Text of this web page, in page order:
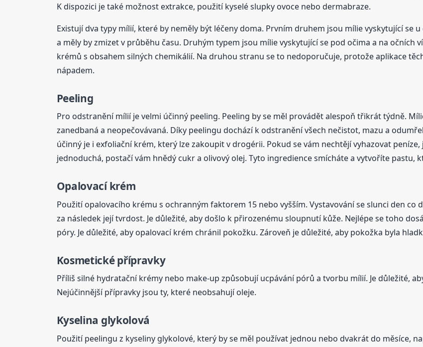
K dispozici je také možnost extrakce, použití kyselé slupky ovoce nebo dermabraze.
Existují dva typy mílií, které by neměly být léčeny doma. Prvním druhem jsou mílie vyskytující se
a měly by zmizet v průběhu času. Druhým typem jsou mílie vyskytující se pod očima a na očních
krémů s obsahem silných chemikálií. Na druhou stranu se to nedoporučuje, protože aplikace
nápadem.
Peeling
Pro odstranění mílií je velmi účinný peeling. Peeling by se měl provádět alespoň třikrát týdně.
zanedbaná a neopečovávaná. Díky peelingu dochází k odstranění všech nečistot, mazu a
účinný je i exfoliační krém, který lze zakoupit v drogérii. Pokud se vám nechtějí vyhazovat
jednoduchá, postačí vám hnědý cukr a olivový olej. Tyto ingredience smícháte a vytvoříte pastu,
Opalovací krém
Použití opalovacího krému s ochranným faktorem 15 nebo vyšším. Vystavování se slunci den co
za následek její tvrdost. Je důležité, aby došlo k přirozenému sloupnutí kůže. Nejlépe se toho
póry. Je důležité, aby opalovací krém chránil pokožku. Zároveň je důležité, aby pokožka byla
Kosmetické přípravky
Příliš silné hydratační krémy nebo make-up způsobují ucpávání pórů a tvorbu mílií. Je důležité,
Nejúčinnější přípravky jsou ty, které neobsahují oleje.
Kyselina glykolová
Použití peelingu z kyseliny glykolové, který by se měl používat jednou nebo dvakrát do měsíce,